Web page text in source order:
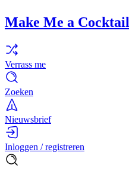
Make Me a Cocktail
Verrass me
Zoeken
Nieuwsbrief
Inloggen / registreren